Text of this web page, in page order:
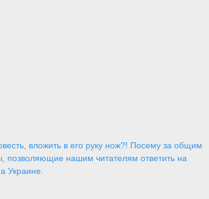
вложить в его руку нож?! Посему за общим
позволяющие нашим читателям ответить на
Украине.